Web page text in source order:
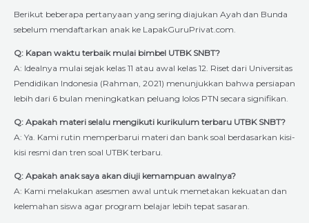
Berikut beberapa pertanyaan yang sering diajukan Ayah dan Bunda
sebelum mendaftarkan anak ke LapakGuruPrivat.com.
Q: Kapan waktu terbaik mulai bimbel UTBK SNBT?
A: Idealnya mulai sejak kelas 11 atau awal kelas 12. Riset dari Universitas
Pendidikan Indonesia (Rahman, 2021) menunjukkan bahwa persiapan
lebih dari 6 bulan meningkatkan peluang lolos PTN secara signifikan.
Q: Apakah materi selalu mengikuti kurikulum terbaru UTBK SNBT?
A: Ya. Kami rutin memperbarui materi dan bank soal berdasarkan kisi-
kisi resmi dan tren soal UTBK terbaru.
Q: Apakah anak saya akan diuji kemampuan awalnya?
A: Kami melakukan asesmen awal untuk memetakan kekuatan dan
kelemahan siswa agar program belajar lebih tepat sasaran.